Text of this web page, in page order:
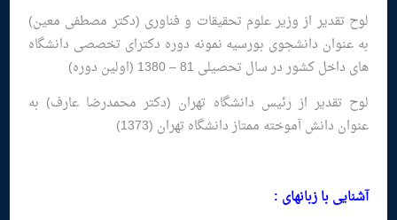
لوح تقدیر از وزیر علوم تحقیقات و فناوری (دكتر مصطفی معین)
به عنوان دانشجوی بورسیه نمونه دوره دكترای تخصصی دانشگاه
های داخل كشور در سال تحصیلی 81 – 1380 (اولین دوره)
لوح تقدیر از رئیس دانشگاه تهران (دكتر محمدرضا عارف) به
عنوان دانش آموخته ممتاز دانشگاه تهران (1373)
آشنایی با زبانهاى :